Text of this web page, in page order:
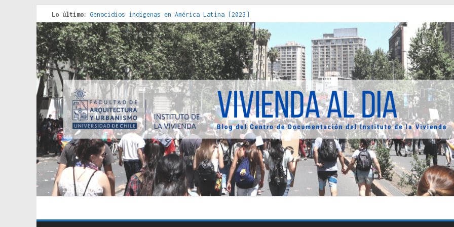
Lo último: Genocidios indígenas en América Latina [2023]
Estudios sobre la espacialización de los Estados : políticas, prácticas y representaciones [2022]
Donde el pedernal choca con el acero : hacia una teoría crítica de las fronteras latinoamericanas
Criterios técnicos para una vivienda adecuada [2019]
Red de consultorios de la Caja del Seguro Obrero en Santiago : un patrimonio emblemático [2014]